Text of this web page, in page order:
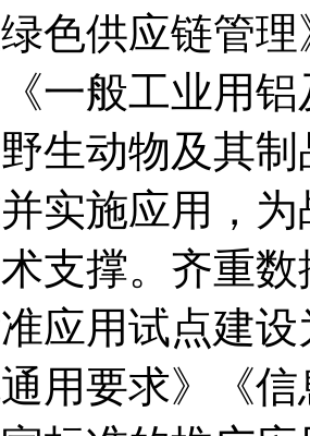
色供应链管
一般工业用
生动物及其
实施应用，
支撑。齐重
应用试点建
用要求》《